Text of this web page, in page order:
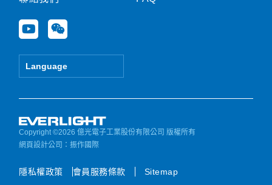
Y
o
u
e
W
e
i
Language
Copyright ©2026 億光電子工業股份有限公司 版權所有
網頁設計公司 ：振作國際
隱私權政策 會員服務條款 Sitemap